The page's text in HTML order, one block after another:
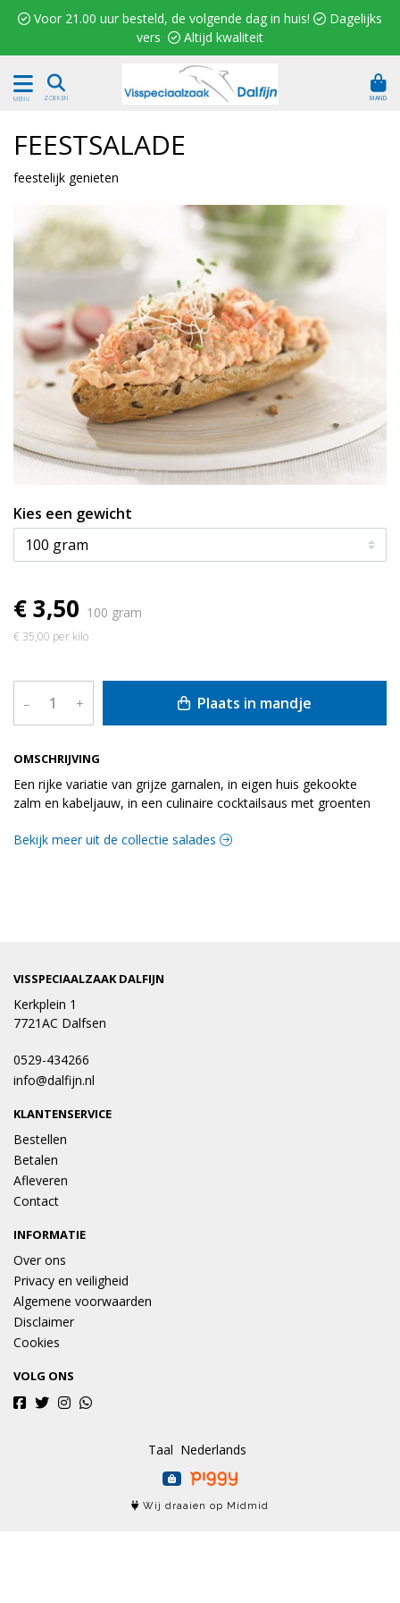
 Voor 21.00 uur besteld, de volgende dag in huis!  Dagelijks
vers  Altijd kwaliteit
MENU ZOEKEN MAND
OMSCHRIJVING
Een rijke variatie van grijze garnalen, in eigen huis gekookte
zalm en kabeljauw, in een culinaire cocktailsaus met groenten
FEESTSALADE
feestelijk genieten
Kies een gewicht
€ 3,50 100 gram
€ 35,00 per kilo
– + Plaats in mandje
Bekijk meer uit de collectie salades
VISSPECIAALZAAK DALFIJN
Kerkplein 1
7721AC Dalfsen
0529-434266
info@dalfijn.nl
KLANTENSERVICE
Bestellen
Betalen
Afleveren
Contact
INFORMATIE
Over ons
Privacy en veiligheid
Algemene voorwaarden
Disclaimer
Cookies
VOLG ONS
Taal
Wij draaien op Midmid